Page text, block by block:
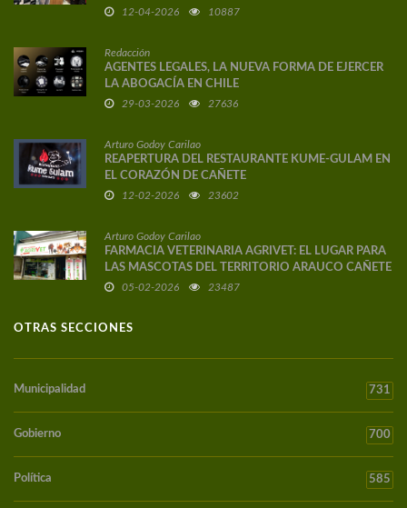
DE AUTOR
12-04-2026 10887
Redacción
AGENTES LEGALES, LA NUEVA FORMA DE EJERCER
LA ABOGACÍA EN CHILE
29-03-2026 27636
Arturo Godoy Carilao
REAPERTURA DEL RESTAURANTE KUME-GULAM EN
EL CORAZÓN DE CAÑETE
12-02-2026 23602
Arturo Godoy Carilao
FARMACIA VETERINARIA AGRIVET: EL LUGAR PARA
LAS MASCOTAS DEL TERRITORIO ARAUCO CAÑETE
05-02-2026 23487
OTRAS SECCIONES
Municipalidad 731
Gobierno 700
Política 585